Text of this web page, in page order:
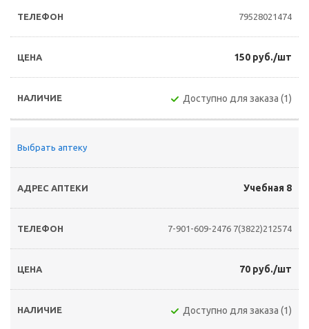
79528021474
150 руб./шт
Доступно для заказа (1)
Выбрать аптеку
Учебная 8
7-901-609-2476 7(3822)212574
70 руб./шт
Доступно для заказа (1)